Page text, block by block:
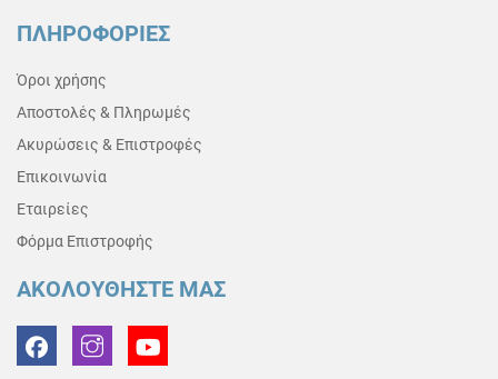
ΠΛΗΡΟΦΟΡΙΕΣ
Όροι χρήσης
Αποστολές & Πληρωμές
Ακυρώσεις & Επιστροφές
Επικοινωνία
Εταιρείες
Φόρμα Επιστροφής
ΑΚΟΛΟΥΘΗΣΤΕ ΜΑΣ